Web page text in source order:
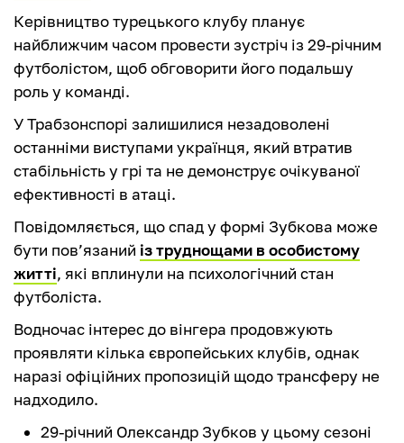
Керівництво турецького клубу планує
найближчим часом провести зустріч із 29-річним
футболістом, щоб обговорити його подальшу
роль у команді.
У Трабзонспорі залишилися незадоволені
останніми виступами українця, який втратив
стабільність у грі та не демонструє очікуваної
ефективності в атаці.
Повідомляється, що спад у формі Зубкова може
бути пов’язаний із труднощами в особистому
житті, які вплинули на психологічний стан
футболіста.
Водночас інтерес до вінгера продовжують
проявляти кілька європейських клубів, однак
наразі офіційних пропозицій щодо трансферу не
надходило.
29-річний Олександр Зубков у цьому сезоні